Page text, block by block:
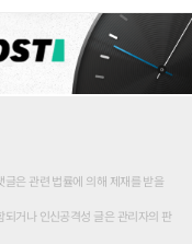
은 관련 법률에 의해 제재를 받을
거나 인신공격성 글은 관리자의 판